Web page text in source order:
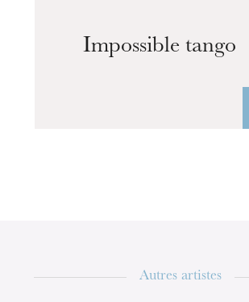
Impossible tango
Autres artistes